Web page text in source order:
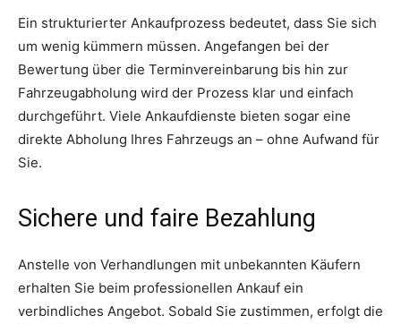
Ein strukturierter Ankaufprozess bedeutet, dass Sie sich
um wenig kümmern müssen. Angefangen bei der
Bewertung über die Terminvereinbarung bis hin zur
Fahrzeugabholung wird der Prozess klar und einfach
durchgeführt. Viele Ankaufdienste bieten sogar eine
direkte Abholung Ihres Fahrzeugs an – ohne Aufwand für
Sie.
Sichere und faire Bezahlung
Anstelle von Verhandlungen mit unbekannten Käufern
erhalten Sie beim professionellen Ankauf ein
verbindliches Angebot. Sobald Sie zustimmen, erfolgt die